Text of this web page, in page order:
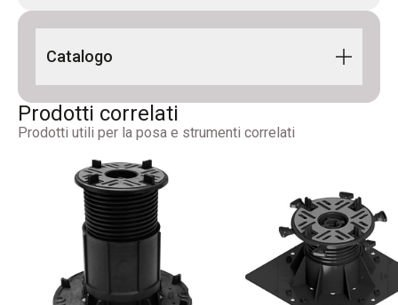
Catalogo
CATALOGO - PEDESTAL LINE 2026_IT-
EN_Digitale_Rev00
Photobook Pedestal Line
Prodotti correlati
Prodotti utili per la posa e strumenti correlati